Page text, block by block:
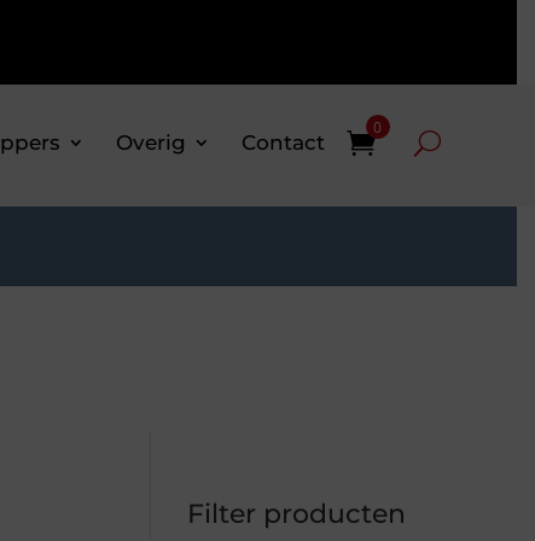
Overig Contact
0
Filter producten